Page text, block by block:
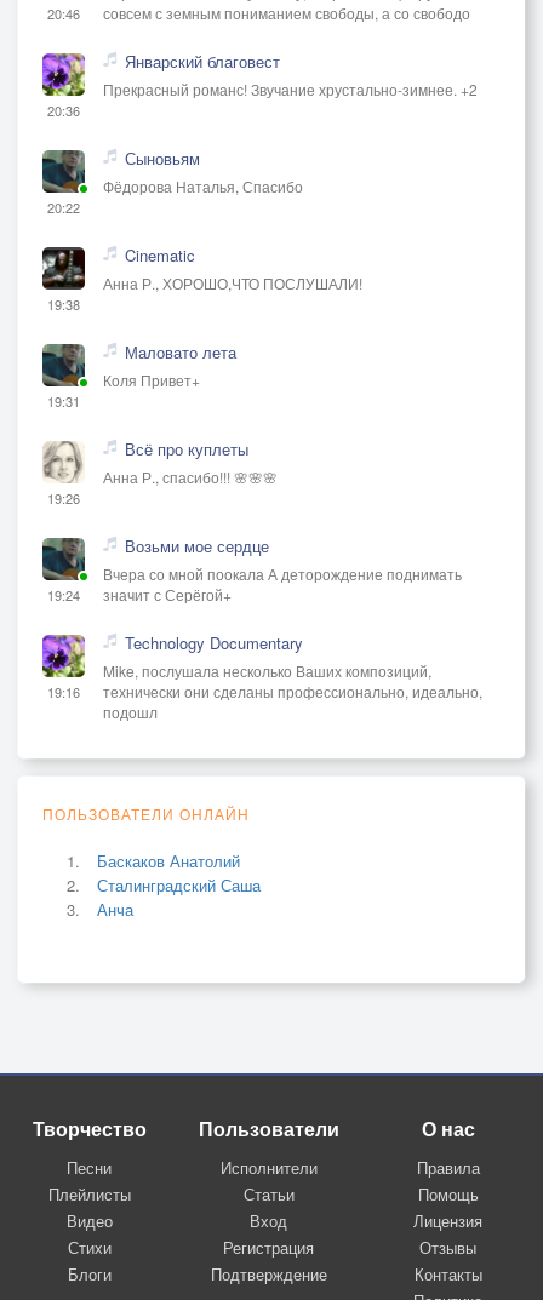
20:46
совсем с земным пониманием свободы, а со свободо
20:36
Январский благовест
Прекрасный романс! Звучание хрустально-зимнее. +2
20:22
Сыновьям
Фёдорова Наталья, Спасибо
19:38
Cinematic
Анна Р., ХОРОШО,ЧТО ПОСЛУШАЛИ!
19:31
Маловато лета
Коля Привет+
19:26
Всё про куплеты
Анна Р., спасибо!!! 🌸🌸🌸
19:24
Возьми мое сердце
Вчера со мной поокала А деторождение поднимать
значит с Серёгой+
19:16
Technology Documentary
Mike, послушала несколько Ваших композиций,
технически они сделаны профессионально, идеально,
подошл
ПОЛЬЗОВАТЕЛИ ОНЛАЙН
Баскаков Анатолий
Сталинградский Саша
Анча
Творчество
Песни
Плейлисты
Видео
Стихи
Блоги
Пользователи
Исполнители
Статьи
Вход
Регистрация
Подтверждение
О нас
Правила
Помощь
Лицензия
Отзывы
Контакты